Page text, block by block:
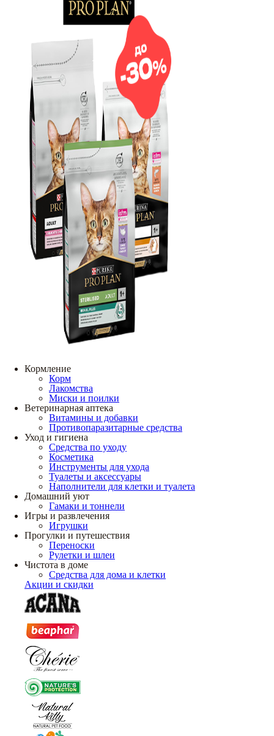
Кормление
Корм
Лакомства
Миски и поилки
Ветеринарная аптека
Витамины и добавки
Противопаразитарные средства
Уход и гигиена
Средства по уходу
Косметика
Инструменты для ухода
Туалеты и аксессуары
Наполнители для клетки и туалета
Домашний уют
Гамаки и тоннели
Игры и развлечения
Игрушки
Прогулки и путешествия
Переноски
Рулетки и шлеи
Чистота в доме
Средства для дома и клетки
Акции и скидки